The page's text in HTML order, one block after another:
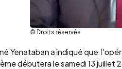
© Droits réservés
Yenataban a indiqué que
débutera le samedi 13 juillet